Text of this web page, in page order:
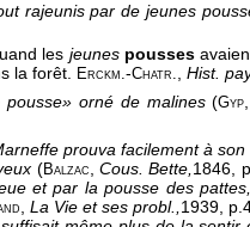
rajeunis par de jeunes
les jeunes pousses
la forêt. Erckm.-Chatr., Hist.
orné de malines(Gyp
prouva facilement à
(Balzac ,Cous. Bette, 1846 ,
et par la pousse des
La Vie et ses probl., 1939 ,